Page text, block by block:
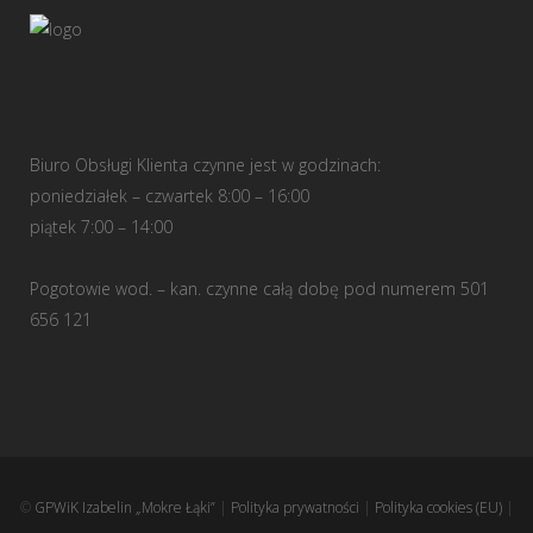
Biuro Obsługi Klienta czynne jest w godzinach:
poniedziałek – czwartek 8:00 – 16:00
piątek 7:00 – 14:00
Pogotowie wod. – kan. czynne całą dobę pod numerem 501
656 121
© GPWiK Izabelin „Mokre Łąki”| Polityka prywatności | Polityka cookies (EU)|